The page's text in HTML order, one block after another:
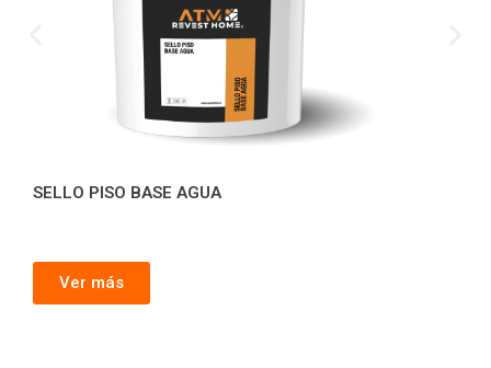
SELLO PISO BASE AGUA
Ver más